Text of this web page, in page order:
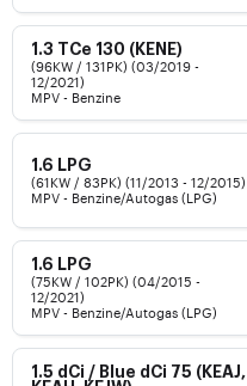
1.3 TCe 130 (KENE)
(96KW / 131PK) (03/2019 -
12/2021)
MPV - Benzine
1.6 LPG
(61KW / 83PK) (11/2013 - 12/2015)
MPV - Benzine/Autogas (LPG)
1.6 LPG
(75KW / 102PK) (04/2015 -
12/2021)
MPV - Benzine/Autogas (LPG)
1.5 dCi / Blue dCi 75 (KEAJ,